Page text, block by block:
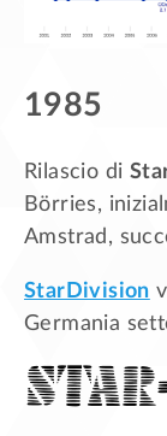
1985
Rilascio di
Börries,
Amstrad,
StarDivision
Germania